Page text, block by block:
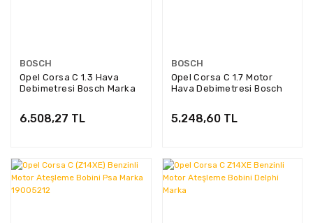
BOSCH
Opel Corsa C 1.3 Hava
Debimetresi Bosch Marka
6.508,27 TL
BOSCH
Opel Corsa C 1.7 Motor
Hava Debimetresi Bosch
5.248,60 TL